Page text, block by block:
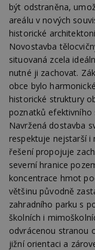
být odstraněna,
areálu v nových
historické
Novostavba
situovaná zcela
nutné ji zachovat.
obce bylo
historické struktury
poznatků efektivního
Navržená dostavba
respektuje nejstarší i
řešení propojuje
severní hranice
koncentrace hmot
většinu původně
zahradního parku s
školních i
odvrácenou stranou
jižní orientaci a